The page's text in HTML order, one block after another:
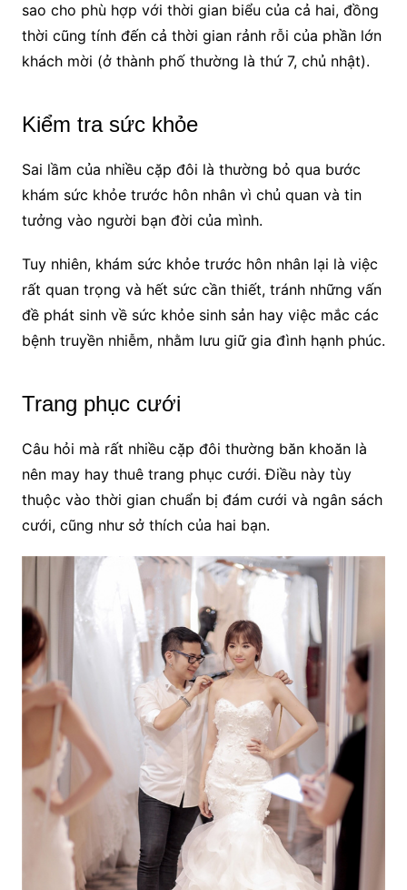
sao cho phù hợp với thời gian biểu của cả hai, đồng
thời cũng tính đến cả thời gian rảnh rỗi của phần lớn
khách mời (ở thành phố thường là thứ 7, chủ nhật).
Kiểm tra sức khỏe
Sai lầm của nhiều cặp đôi là thường bỏ qua bước
khám sức khỏe trước hôn nhân vì chủ quan và tin
tưởng vào người bạn đời của mình.
Tuy nhiên, khám sức khỏe trước hôn nhân lại là việc
rất quan trọng và hết sức cần thiết, tránh những vấn
đề phát sinh về sức khỏe sinh sản hay việc mắc các
bệnh truyền nhiễm, nhằm lưu giữ gia đình hạnh phúc.
Trang phục cưới
Câu hỏi mà rất nhiều cặp đôi thường băn khoăn là
nên may hay thuê trang phục cưới. Điều này tùy
thuộc vào thời gian chuẩn bị đám cưới và ngân sách
cưới, cũng như sở thích của hai bạn.